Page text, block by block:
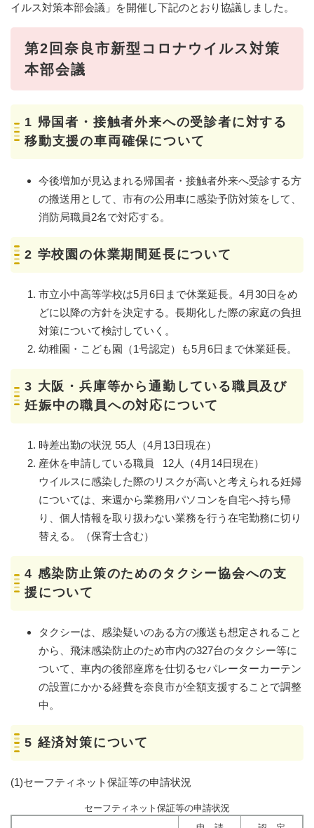
イルス対策本部会議」を開催し下記のとおり協議しました。
第2回奈良市新型コロナウイルス対策
本部会議
1 帰国者・接触者外来への受診者に対する
移動支援の車両確保について
今後増加が見込まれる帰国者・接触者外来へ受診する方
の搬送用として、市有の公用車に感染予防対策をして、
消防局職員2名で対応する。
2 学校園の休業期間延長について
市立小中高等学校は5月6日まで休業延長。4月30日をめ
どに以降の方針を決定する。長期化した際の家庭の負担
対策について検討していく。
幼稚園・こども園（1号認定）も5月6日まで休業延長。
3 大阪・兵庫等から通勤している職員及び
妊娠中の職員への対応について
時差出勤の状況 55人（4月13日現在）
産休を申請している職員 12人（4月14日現在）
ウイルスに感染した際のリスクが高いと考えられる妊婦
については、来週から業務用パソコンを自宅へ持ち帰
り、個人情報を取り扱わない業務を行う在宅勤務に切り
替える。（保育士含む）
4 感染防止策のためのタクシー協会への支
援について
タクシーは、感染疑いのある方の搬送も想定されること
から、飛沫感染防止のため市内の327台のタクシー等に
ついて、車内の後部座席を仕切るセパレーターカーテン
の設置にかかる経費を奈良市が全額支援することで調整
中。
5 経済対策について
(1)セーフティネット保証等の申請状況
セーフティネット保証等の申請状況